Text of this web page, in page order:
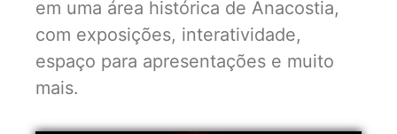
em uma área histórica de Anacostia,
com exposições, interatividade,
espaço para apresentações e muito
mais.